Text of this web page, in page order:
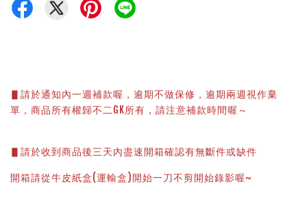
▋請於通知內一週補款喔，逾期不做保修，逾期兩週視作棄
單，商品所有權歸不二GK所有，請注意補款時間喔～
▋請於收到商品後三天內盡速開箱確認有無斷件或缺件
開箱請從牛皮紙盒(運輸盒)開始一刀不剪開始錄影喔~